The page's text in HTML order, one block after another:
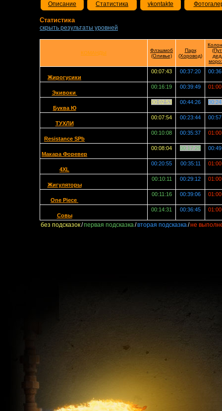
Описание Статистика vkontakte
Статистика
скрыть результаты уровней
КОМАНДЫ
Флэшмоб
(Оливье)
Парк
(Хоровод)
Жирогусики
00:07:43 00:37:20
Экивоки
00:16:19 00:39:49
Буква Ю
00:02:53 00:44:26
TУХЛИ
00:07:54 00:23:44
Resistance SPb
00:10:08 00:35:37
Макара Форевер
00:08:04 00:17:29
4XL
00:20:55 00:35:11
Жигуляторы
00:10:11 00:29:12
One Piece
00:11:16 00:39:06
Совы
00:14:31 00:36:45
без подсказок/первая подсказка/вторая подсказка/не